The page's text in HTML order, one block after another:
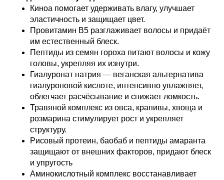
Киноа помогает удерживать влагу, улучшает
эластичность и защищает цвет.
Провитамин B5 разглаживает волосы и придаёт
им естественный блеск.
Пептиды из семян гороха питают волосы и кожу
головы, укрепляя их изнутри.
Гиалуронат натрия — веганская альтернатива
гиалуроновой кислоте, интенсивно увлажняет,
облегчает расчёсывание и снижает ломкость.
Травяной комплекс из овса, крапивы, хвоща и
розмарина стимулирует рост и укрепляет
структуру.
Рисовый протеин, баобаб и пептиды амаранта
защищают от внешних факторов, придают блеск
и упругость
Аминокислотный комплекс восстанавливает